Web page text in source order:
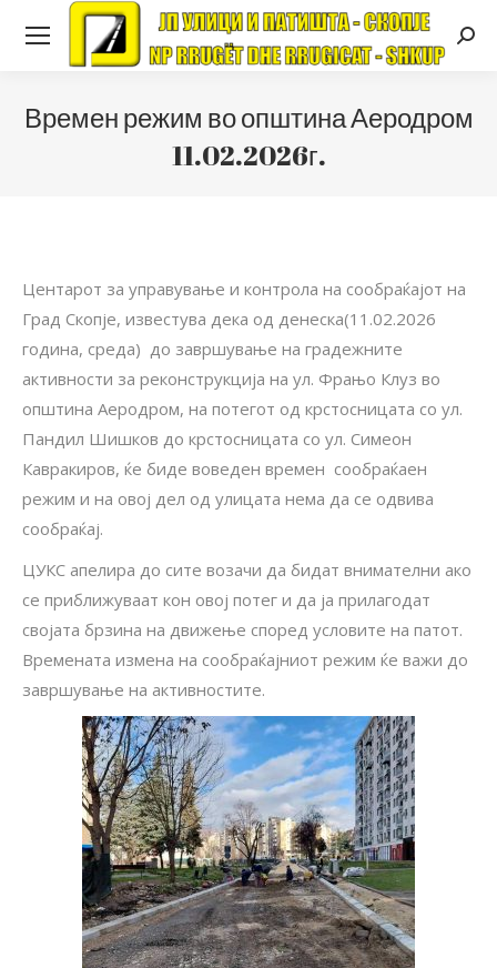
Времен режим во општина Аеродром
11.02.2026г.
Центарот за управување и контрола на сообраќајот на
Град Скопје, известува дека од денеска(11.02.2026
година, среда) до завршување на градежните
активности за реконструкција на ул. Фрањо Клуз во
општина Аеродром, на потегот од крстосницата со ул.
Пандил Шишков до крстосницата со ул. Симеон
Кавракиров, ќе биде воведен времен сообраќаен
режим и на овој дел од улицата нема да се одвива
сообраќај.
ЦУКС апелира до сите возачи да бидат внимателни ако
се приближуваат кон овој потег и да ја прилагодат
својата брзина на движење според условите на патот.
Времената измена на сообраќајниот режим ќе важи до
завршување на активностите.